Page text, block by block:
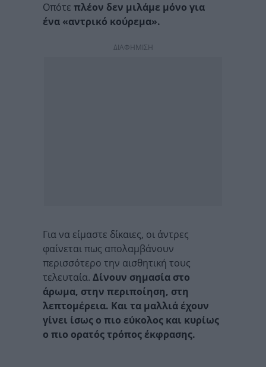
Οπότε πλέον δεν μιλάμε μόνο για
ένα «αντρικό κούρεμα».
ΔΙΑΦΗΜΙΣΗ
Για να είμαστε δίκαιες, οι άντρες
φαίνεται πως απολαμβάνουν
περισσότερο την αισθητική τους
τελευταία. Δίνουν σημασία στο
άρωμα, στην περιποίηση, στη
λεπτομέρεια. Και τα μαλλιά έχουν
γίνει ίσως ο πιο εύκολος και κυρίως
ο πιο ορατός τρόπος έκφρασης.